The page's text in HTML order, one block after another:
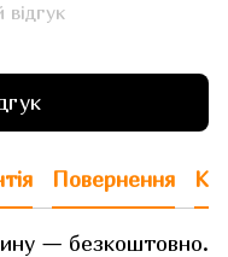
Повернення
— безкоштовно.